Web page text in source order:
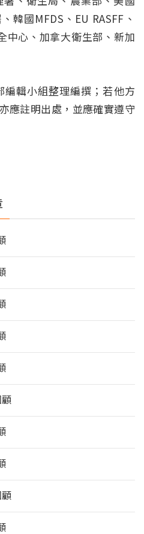
韓國MFDS、EU RASFF、
中心、加拿大衛生部、新加
輯小組整理編撰；若他方
應註明出處，並應確實遵守